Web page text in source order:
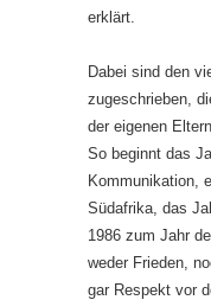
erklärt.
Dabei sind den
zugeschrieben,
der eigenen
So beginnt das
Kommunikation,
Südafrika, das
1986 zum Jahr
weder Frieden,
gar Respekt vor